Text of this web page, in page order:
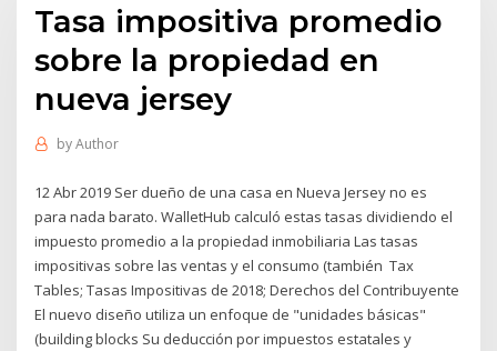
Tasa impositiva promedio
sobre la propiedad en
nueva jersey
byAuthor
12 Abr 2019 Ser dueño de una casa en Nueva Jersey no es
para nada barato. WalletHub calculó estas tasas dividiendo el
impuesto promedio a la propiedad inmobiliaria Las tasas
impositivas sobre las ventas y el consumo (también Tax
Tables; Tasas Impositivas de 2018; Derechos del Contribuyente
El nuevo diseño utiliza un enfoque de "unidades básicas"
(building blocks Su deducción por impuestos estatales y